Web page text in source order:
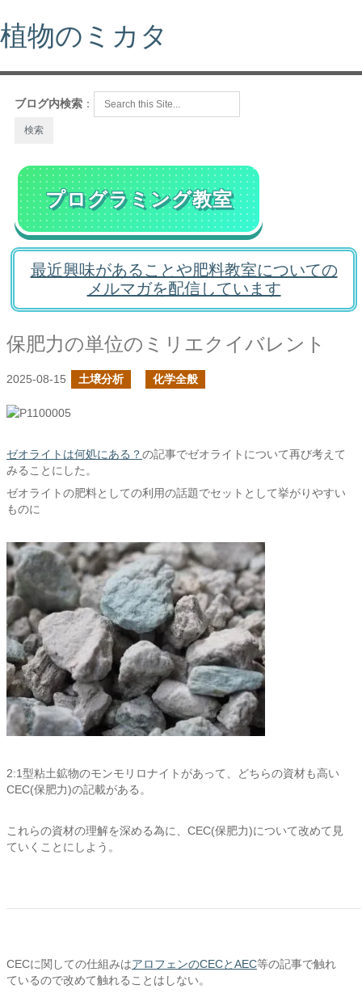
植物のミカタ
ブログ内検索 ：
プログラミング教室
最近興味があることや肥料教室についての
メルマガを配信しています
保肥力の単位のミリエクイバレント
2025-08-15 土壌分析 化学全般
ゼオライトは何処にある？の記事でゼオライトについて再び考えて
みることにした。
ゼオライトの肥料としての利用の話題でセットとして挙がりやすい
ものに
2:1型粘土鉱物のモンモリロナイトがあって、どちらの資材も高い
CEC(保肥力)の記載がある。
これらの資材の理解を深める為に、CEC(保肥力)について改めて見
ていくことにしよう。
CECに関しての仕組みはアロフェンのCECとAEC等の記事で触れ
ているので改めて触れることはしない。